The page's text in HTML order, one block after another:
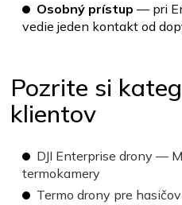
Osobný prístup — pri
vedie jeden kontakt od
Pozrite si
klientov
DJI Enterprise drony —
termokamery
Termo drony pre